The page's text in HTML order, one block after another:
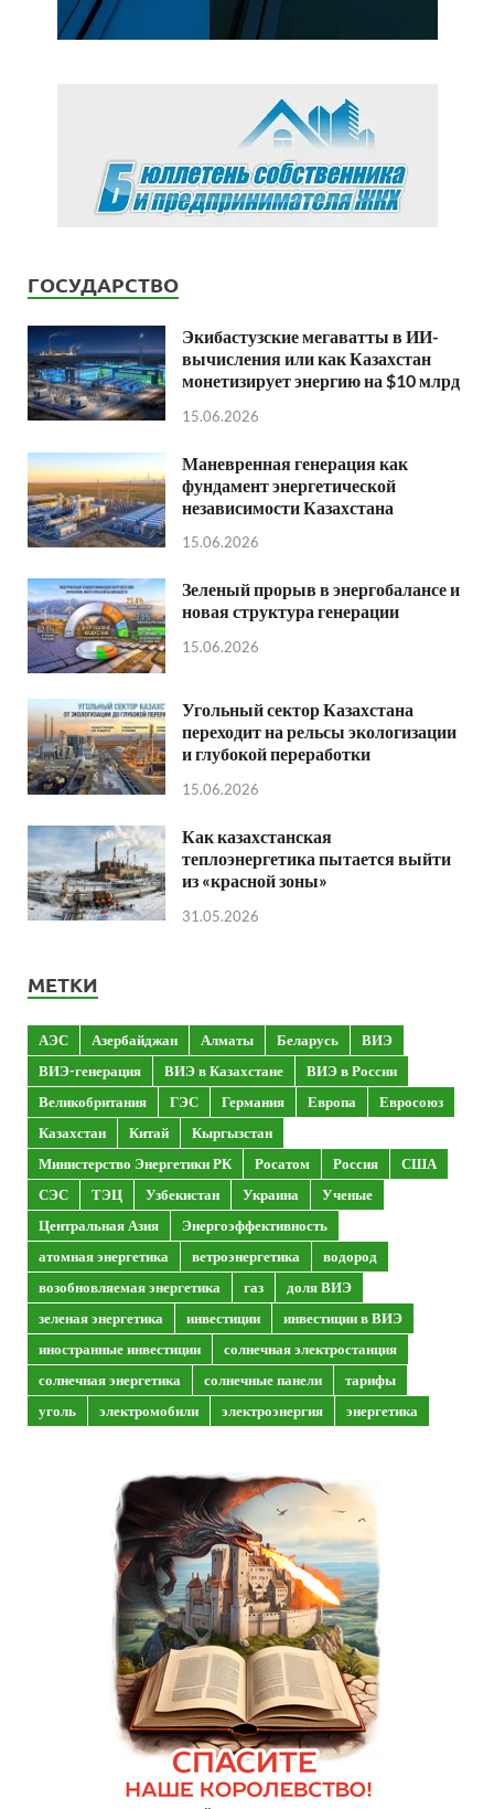
ГОСУДАРСТВО
Экибастузские мегаватты в ИИ-
вычисления или как Казахстан
монетизирует энергию на $10 млрд
15.06.2026
Маневренная генерация как
фундамент энергетической
независимости Казахстана
15.06.2026
Зеленый прорыв в энергобалансе и
новая структура генерации
15.06.2026
Угольный сектор Казахстана
переходит на рельсы экологизации
и глубокой переработки
15.06.2026
Как казахстанская
теплоэнергетика пытается выйти
из «красной зоны»
31.05.2026
МЕТКИ
АЭС Азербайджан Алматы Беларусь
ВИЭ
ВИЭ-генерация
ВИЭ в Казахстане
ВИЭ в России
Великобритания
ГЭС Германия Европа
Евросоюз
Казахстан
Китай
Кыргызстан
Министерство Энергетики РК
Росатом Россия
США
СЭС
ТЭЦ Узбекистан Украина
Ученые
Центральная Азия
Энергоэффективность
атомная энергетика
ветроэнергетика
водород
возобновляемая энергетика
газ
доля ВИЭ
зеленая энергетика
инвестиции
инвестиции в ВИЭ
иностранные инвестиции
солнечная электростанция
солнечная энергетика
солнечные панели
тарифы
уголь
электромобили электроэнергия энергетика